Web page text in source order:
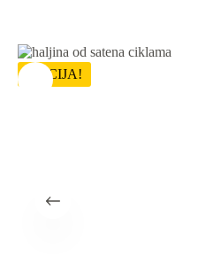
AKCIJA!